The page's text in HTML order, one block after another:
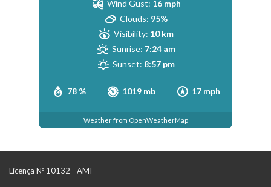
78 % 1019 mb 17 mph
Wind Gust: 16 mph
Clouds: 95%
Visibility: 10 km
Sunrise: 7:24 am
Sunset: 8:57 pm
Weather from OpenWeatherMap
Licença Nº 10132 - AMI